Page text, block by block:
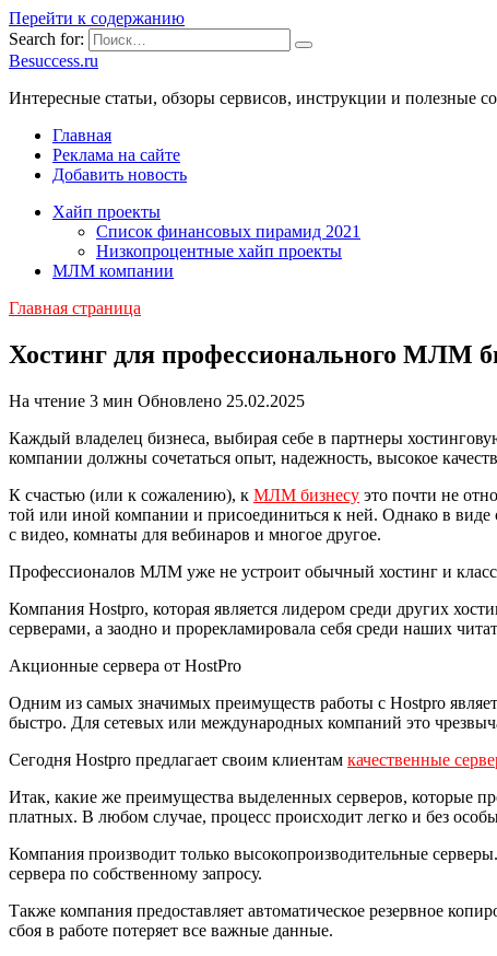
Перейти к содержанию
Search for:
Besuccess.ru
Интересные статьи, обзоры сервисов, инструкции и полезные
Главная
Реклама на сайте
Добавить новость
Хайп проекты
Список финансовых пирамид 2021
Низкопроцентные хайп проекты
МЛМ компании
Главная страница
Хостинг для профессионального МЛМ
На чтение 3 мин Обновлено 25.02.2025
Каждый владелец бизнеса, выбирая себе в партнеры
компании должны сочетаться опыт, надежность, высокое
К счастью (или к сожалению), к МЛМ бизнесу это почти не
той или иной компании и присоединиться к ней. Однако в
с видео, комнаты для вебинаров и многое другое.
Профессионалов МЛМ уже не устроит обычный хостинг и
Компания Hostpro, которая является лидером среди других
серверами, а заодно и прорекламировала себя среди наших
Акционные сервера от HostPro
Одним из самых значимых преимуществ работы с Hostpro
быстро. Для сетевых или международных компаний это
Сегодня Hostpro предлагает своим клиентам качественные
Итак, какие же преимущества выделенных серверов, которые
платных. В любом случае, процесс происходит легко и без
Компания производит только высокопроизводительные
сервера по собственному запросу.
Также компания предоставляет автоматическое резервное
сбоя в работе потеряет все важные данные.